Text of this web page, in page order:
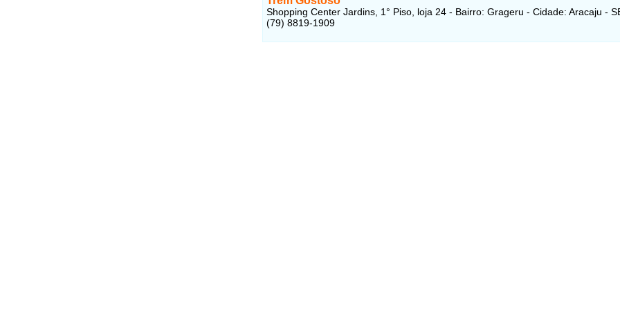
Shopping Center Jardins, 1° Piso, loja 24 - Bairro: Grageru - Cidade: Aracaju -
(79) 8819-1909